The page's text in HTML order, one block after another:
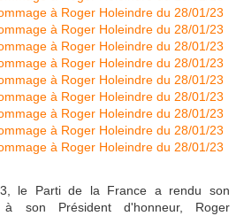
le Parti de la France a rendu son
à son Président d'honneur, Roger